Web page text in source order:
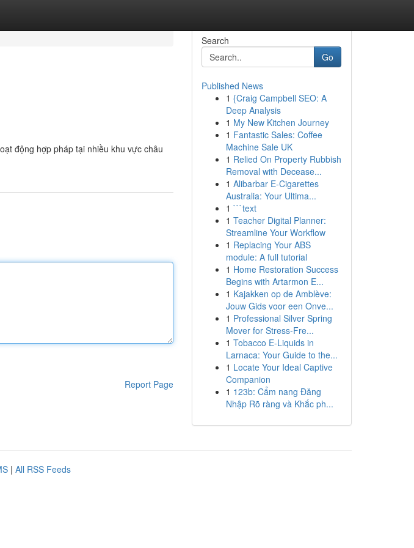
động hợp pháp tại nhiều khu vực châu
Report Page
Search
Go
Published News
1 {Craig Campbell SEO: A
Deep Analysis
1 My New Kitchen Journey
1 Fantastic Sales: Coffee
Machine Sale UK
1 Relied On Property Rubbish
Removal with Decease...
1 Alibarbar E-Cigarettes
Australia: Your Ultima...
1 ```text
1 Teacher Digital Planner:
Streamline Your Workflow
1 Replacing Your ABS
module: A full tutorial
1 Home Restoration Success
Begins with Artarmon E...
1 Kajakken op de Amblève:
Jouw Gids voor een Onve...
1 Professional Silver Spring
Mover for Stress-Fre...
1 Tobacco E-Liquids in
Larnaca: Your Guide to the...
1 Locate Your Ideal Captive
Companion
1 123b: Cẩm nang Đăng
Nhập Rõ ràng và Khắc ph...
| All RSS Feeds